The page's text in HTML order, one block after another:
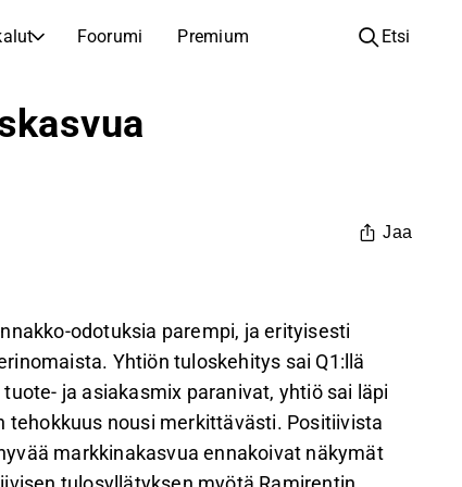
Foorumi Premium
Yhtiöt
Yhtiökokouskutsut
Yhtiökokousten päivämäärät ja osakkeenomistajatiedot
Analyysikoulu
Etsi
Jaa
odotuksia parempi, ja erityisesti
Yhtiön tuloskehitys sai Q1:llä
ja asiakasmix paranivat, yhtiö sai läpi
nousi merkittävästi. Positiivista
markkinakasvua ennakoivat näkymät